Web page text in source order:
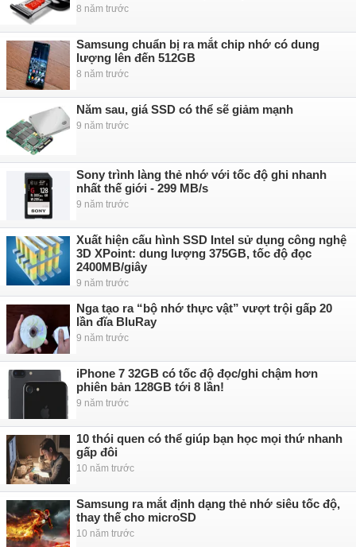
8 năm trước
Samsung chuẩn bị ra mắt chip nhớ có dung
lượng lên đến 512GB
8 năm trước
Năm sau, giá SSD có thể sẽ giảm mạnh
9 năm trước
Sony trình làng thẻ nhớ với tốc độ ghi nhanh
nhất thế giới - 299 MB/s
9 năm trước
Xuất hiện cấu hình SSD Intel sử dụng công nghệ
3D XPoint: dung lượng 375GB, tốc độ đọc
2400MB/giây
9 năm trước
Nga tạo ra “bộ nhớ thực vật” vượt trội gấp 20
lần đĩa BluRay
9 năm trước
iPhone 7 32GB có tốc độ đọc/ghi chậm hơn
phiên bản 128GB tới 8 lần!
9 năm trước
10 thói quen có thể giúp bạn học mọi thứ nhanh
gấp đôi
10 năm trước
Samsung ra mắt định dạng thẻ nhớ siêu tốc độ,
thay thế cho microSD
10 năm trước